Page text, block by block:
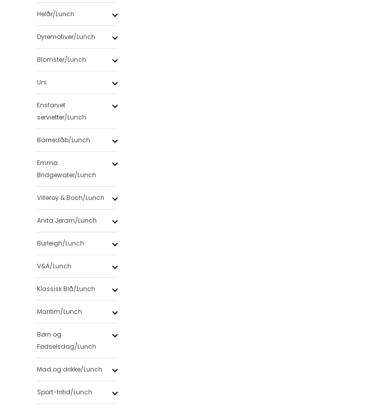
Helår/Lunch
Dyremotiver/Lunch
Blomster/Lunch
Uni
Ensfarvet
servietter/Lunch
Barnedåb/Lunch
Emma
Bridgewater/Lunch
Villeroy & Boch/Lunch
Anita Jeram/Lunch
Burleigh/Lunch
V&A/Lunch
Klassisk Blå/Lunch
Maritim/Lunch
Børn og
Fødselsdag/Lunch
Mad og drikke/Lunch
Sport-fritid/Lunch